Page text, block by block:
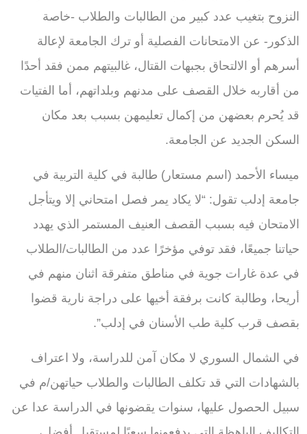
النزوح بتغيب عدد كبير من الطالبات والطلاب -خاصة
الذكور- عن الامتحانات الفصلية أو ترك الجامعة لإعالة
أسرهم أو الالتحاق بجبهات القتال، غالبيتهم ممن فقد أحدًا
من أقاربه خلال القصف على مدنهم وبلداتهم، أما الفتيات
قد يُحرم بعضهن من إكمال تعليمهن بسبب بعد مكان
السكن الجديد عن الجامعة.
ميساء الأحمد (اسم مستعار) طالبة في كلية التربية في
جامعة إدلب تقول: “لا يكاد يمر فصل امتحاني إلا ويتأجل
الامتحان فيه بسبب القصف العنيف المستمر الذي يهدد
حياتنا جميعًا، فقد توفي مؤخرًا عدد من الطالبات/الطلاب
في عدة غارات جوية في مناطق متفرقة اثنان منهم في
أريحا، وطالبة كانت برفقة أخيها على دراجة نارية قضوا
بقصف قرب كلية طب الأسنان في إدلب”.
في الشمال السوري لا مكان آمن للدراسة، ولا اعتراف
بالشهادات التي قد تكلف الطالبات والطلاب حياتهن/م في
سبيل الحصول عليها، سنوات يقضونها في الدراسة عدا عن